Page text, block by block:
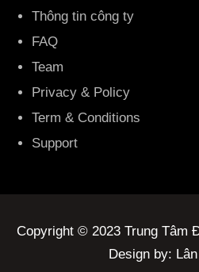
Thông tin công ty
FAQ
Team
Privacy & Policy
Term & Conditions
Support
Copyright © 2023 Trung Tâm
Design by: